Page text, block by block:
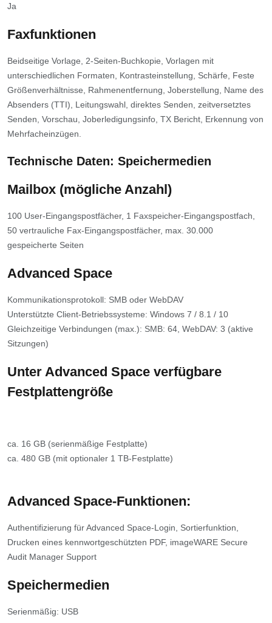
Ja
Faxfunktionen
Beidseitige Vorlage, 2-Seiten-Buchkopie, Vorlagen mit
unterschiedlichen Formaten, Kontrasteinstellung, Schärfe, Feste
Größenverhältnisse, Rahmenentfernung, Joberstellung, Name des
Absenders (TTI), Leitungswahl, direktes Senden, zeitversetztes
Senden, Vorschau, Joberledigungsinfo, TX Bericht, Erkennung von
Mehrfacheinzügen.
Technische Daten: Speichermedien
Mailbox (mögliche Anzahl)
100 User-Eingangspostfächer, 1 Faxspeicher-Eingangspostfach,
50 vertrauliche Fax-Eingangspostfächer, max. 30.000
gespeicherte Seiten
Advanced Space
Kommunikationsprotokoll: SMB oder WebDAV
Unterstützte Client-Betriebssysteme: Windows 7 / 8.1 / 10
Gleichzeitige Verbindungen (max.): SMB: 64, WebDAV: 3 (aktive
Sitzungen)
Unter Advanced Space verfügbare
Festplattengröße
ca. 16 GB (serienmäßige Festplatte)
ca. 480 GB (mit optionaler 1 TB-Festplatte)
Advanced Space-Funktionen:
Authentifizierung für Advanced Space-Login, Sortierfunktion,
Drucken eines kennwortgeschützten PDF, imageWARE Secure
Audit Manager Support
Speichermedien
Serienmäßig: USB